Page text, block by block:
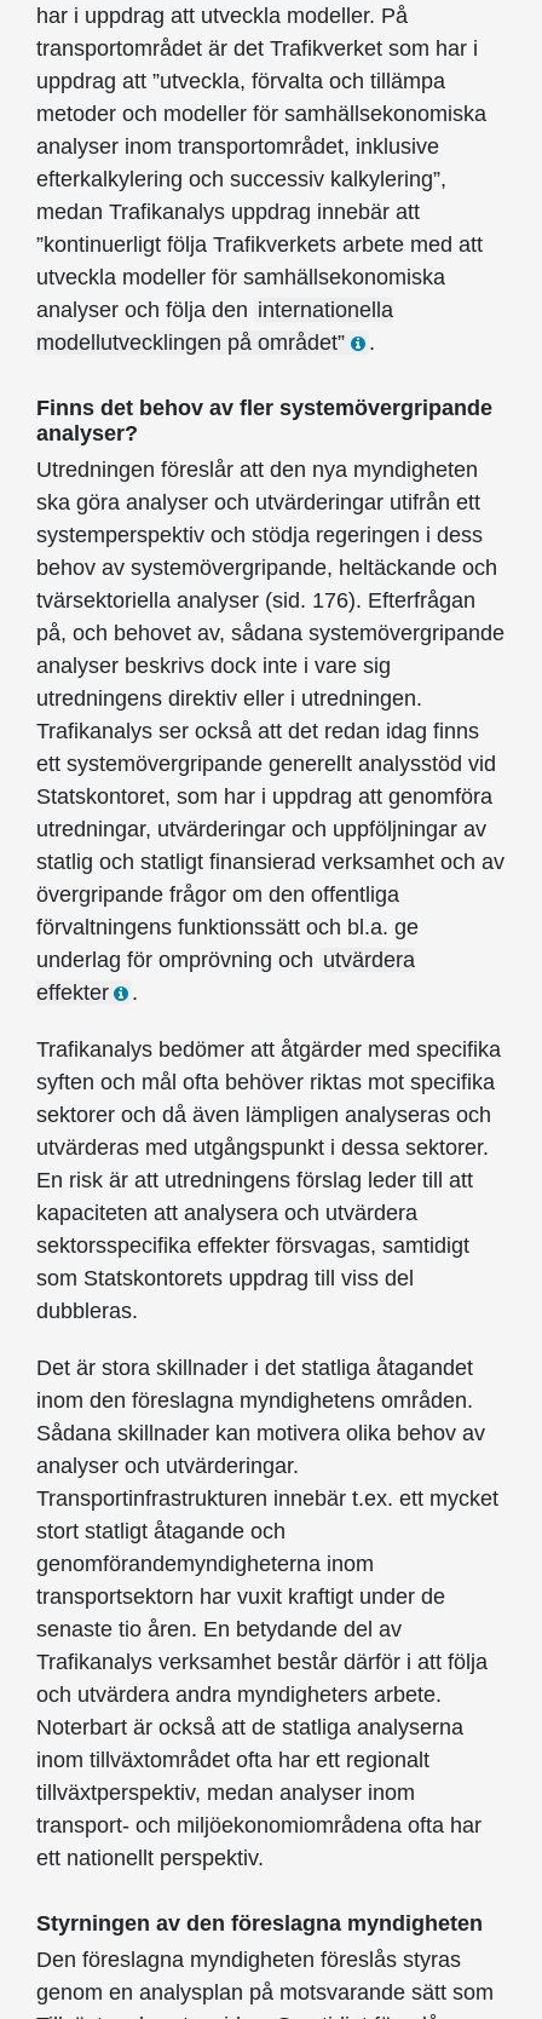
har i uppdrag att utveckla modeller. På
transportområdet är det Trafikverket som har i
uppdrag att ”utveckla, förvalta och tillämpa
metoder och modeller för samhällsekonomiska
analyser inom transportområdet, inklusive
efterkalkylering och successiv kalkylering”,
medan Trafikanalys uppdrag innebär att
”kontinuerligt följa Trafikverkets arbete med att
utveckla modeller för samhällsekonomiska
analyser och följa den internationella
modellutvecklingen på området”
.
Finns det behov av fler systemövergripande
analyser?
Utredningen föreslår att den nya myndigheten
ska göra analyser och utvärderingar utifrån ett
systemperspektiv och stödja regeringen i dess
behov av systemövergripande, heltäckande och
tvärsektoriella analyser (sid. 176). Efterfrågan
på, och behovet av, sådana systemövergripande
analyser beskrivs dock inte i vare sig
utredningens direktiv eller i utredningen.
Trafikanalys ser också att det redan idag finns
ett systemövergripande generellt analysstöd vid
Statskontoret, som har i uppdrag att genomföra
utredningar, utvärderingar och uppföljningar av
statlig och statligt finansierad verksamhet och av
övergripande frågor om den offentliga
förvaltningens funktionssätt och bl.a. ge
underlag för omprövning och utvärdera
effekter
.
Trafikanalys bedömer att åtgärder med specifika
syften och mål ofta behöver riktas mot specifika
sektorer och då även lämpligen analyseras och
utvärderas med utgångspunkt i dessa sektorer.
En risk är att utredningens förslag leder till att
kapaciteten att analysera och utvärdera
sektorsspecifika effekter försvagas, samtidigt
som Statskontorets uppdrag till viss del
dubbleras.
Det är stora skillnader i det statliga åtagandet
inom den föreslagna myndighetens områden.
Sådana skillnader kan motivera olika behov av
analyser och utvärderingar.
Transportinfrastrukturen innebär t.ex. ett mycket
stort statligt åtagande och
genomförandemyndigheterna inom
transportsektorn har vuxit kraftigt under de
senaste tio åren. En betydande del av
Trafikanalys verksamhet består därför i att följa
och utvärdera andra myndigheters arbete.
Noterbart är också att de statliga analyserna
inom tillväxtområdet ofta har ett regionalt
tillväxtperspektiv, medan analyser inom
transport- och miljöekonomiområdena ofta har
ett nationellt perspektiv.
Styrningen av den föreslagna myndigheten
Den föreslagna myndigheten föreslås styras
genom en analysplan på motsvarande sätt som